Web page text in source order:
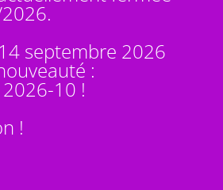
septembre 2026
:
2026-10 !
!